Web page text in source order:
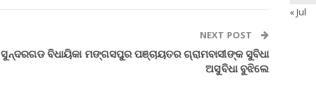
NEXT POST
ସୁନ୍ଦରଗଡ ବିଧାୟିକା ମଙ୍ଗସପୁର ପଞ୍ଚାୟତର ଗ୍ରାମବାସୀଙ୍କ ସୁବିଧା
ଅସୁବିଧା ବୁଝିଲେ
« Jul